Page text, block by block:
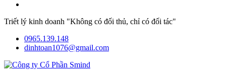
Triết lý kinh doanh "Không có đối thủ, chỉ có đối tác"
0965.139.148
dinhtoan1076@gmail.com